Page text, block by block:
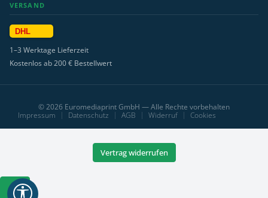
VERSAND
DHL
1–3 Werktage Lieferzeit
Kostenlos ab 200 € Bestellwert
© 2026 Euromediaprint GmbH — Alle Rechte vorbehalten
Impressum
Datenschutz AGB Widerruf Cookies
Vertrag widerrufen
Werkzeugleiste
anzeigen